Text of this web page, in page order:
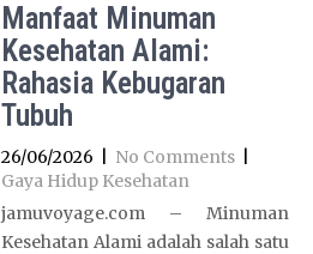
Manfaat Minuman
Kesehatan Alami:
Rahasia Kebugaran
Tubuh
26/06/2026 No Comments
Gaya Hidup Kesehatan
jamuvoyage.com – Minuman
Kesehatan Alami adalah salah satu